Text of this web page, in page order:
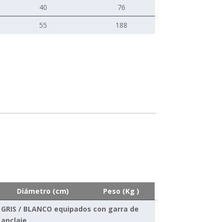
40
76
55
188
Diámetro (cm)
Peso (Kg )
GRIS / BLANCO equipados con garra de
anclaje